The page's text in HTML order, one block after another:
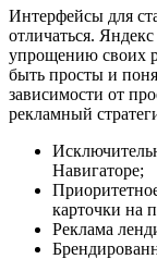
Интерфейсы для
отличаться.
упрощению своих
быть просты и
зависимости от
рекламный
Навигаторе;
карточки на
Реклама